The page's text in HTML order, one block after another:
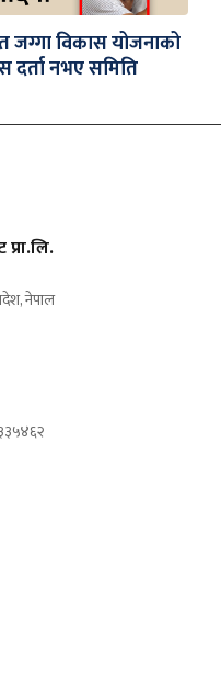
जग्गा विकास योजनाको
दर्ता नभए समिति
नेपाल